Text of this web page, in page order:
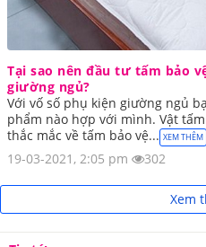
Tại sao nên đầu tư tấm bảo
giường ngủ?
Với vố số phụ kiện giường ngủ
phẩm nào hợp với mình. Vật
thắc mắc về tấm bảo vệ... XEM THÊM
19-03-2021, 2:05 pm 302
Xem